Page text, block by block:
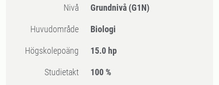
Nivå Grundnivå (G1N)
Huvudområde Biologi
högskolepoäng 15.0 hp
Studietakt 100 %